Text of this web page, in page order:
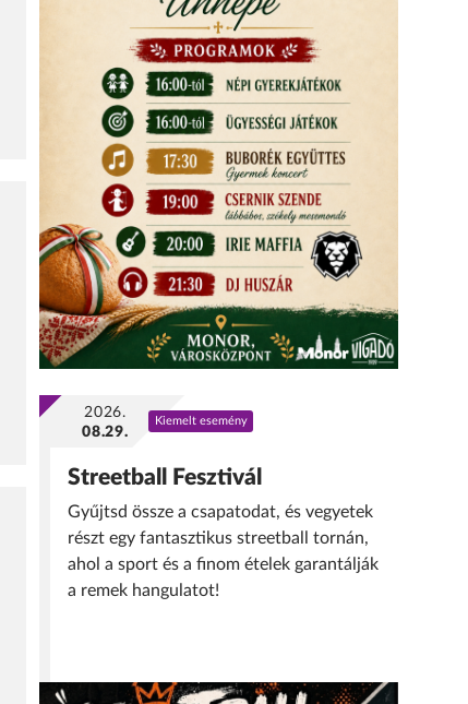
2026.
08.29.
Kiemelt esemény
Streetball Fesztivál
Gyűjtsd össze a csapatodat, és vegyetek
részt egy fantasztikus streetball tornán,
ahol a sport és a finom ételek garantálják
a remek hangulatot!